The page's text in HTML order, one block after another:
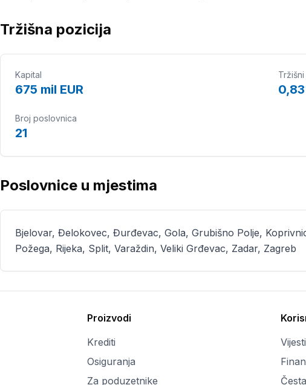
Tržišna pozicija
Kapital
675 mil EUR
Broj poslovnica
21
Poslovnice u mjestima
Bjelovar, Đelokovec, Đurđevac, Gola, Grubišno Polje,
Požega, Rijeka, Split, Varaždin, Veliki Grđevac, Zadar, Zagreb
Proizvodi
Krediti
Osiguranja
Za poduzetnike
Vijesti